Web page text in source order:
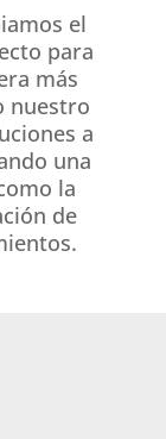
el
para
más
nuestro
a
una
la
de